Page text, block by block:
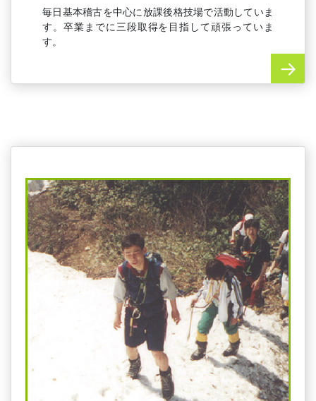
毎日基本稽古を中心に放課後格技場で活動していま
す。卒業までに三段取得を目指して頑張っていま
す。